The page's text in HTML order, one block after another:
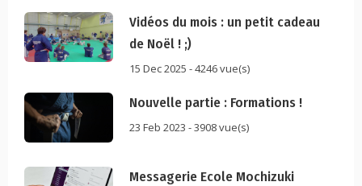
Vidéos du mois : un petit cadeau
de Noël ! ;)
15 Dec 2025 - 4246 vue(s)
Nouvelle partie : Formations !
23 Feb 2023 - 3908 vue(s)
Messagerie Ecole Mochizuki